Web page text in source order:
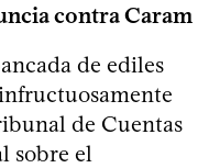
contra Caram
de ediles
de Cuentas
sobre el